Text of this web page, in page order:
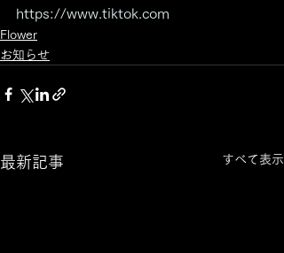
https://www.tiktok.com
Flower
お知らせ
最新記事 すべて表示